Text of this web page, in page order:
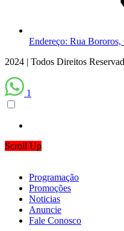
Endereço: Rua
2024 | Todos Direitos
1
Scroll Up
Programação
Promoções
Noticias
Anuncie
Fale Conosco